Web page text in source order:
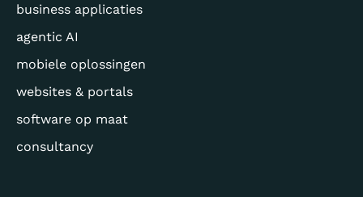
business applicaties
agentic AI
mobiele oplossingen
websites & portals
software op maat
consultancy